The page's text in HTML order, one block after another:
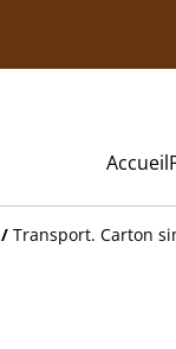
Accueil
/ Transport. Carton